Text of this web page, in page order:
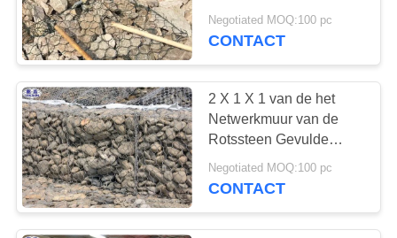
Netwerk van de
Steenmand 3 Jaar
Negotiated MOQ:100 pc
CONTACT
2 X 1 X 1 van de het
Netwerkmuur van de
Rotssteen Gevulde
Draad Sterke Anti -
Schuurbeurtcapaciteit
Negotiated MOQ:100 pc
CONTACT